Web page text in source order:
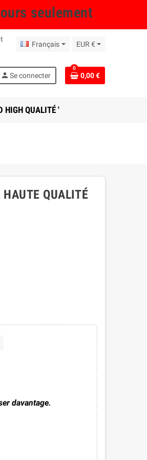
seulement
Français EUR €
person Se connecter
0
0,00 €
HIGH QUALITÉ '
QUALITÉ
davantage.